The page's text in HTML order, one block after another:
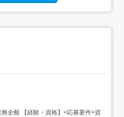
務全般 【経験・資格】<応募要件>資